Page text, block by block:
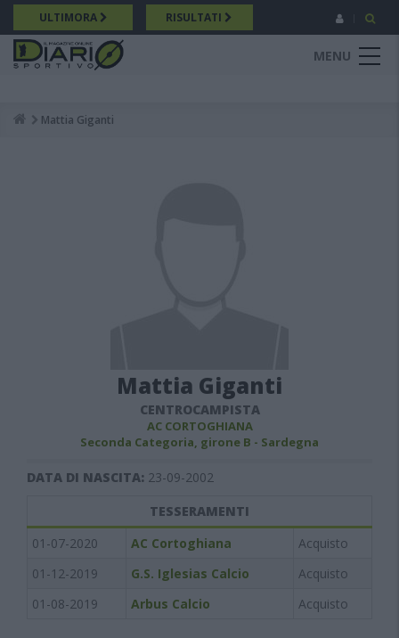
Salta
al
contenuto
principale
ULTIMORA RISULTATI
MENU
Breadcrumb
Mattia Giganti
Mattia Giganti
CENTROCAMPISTA
AC CORTOGHIANA
Seconda Categoria, girone B - Sardegna
DATA DI NASCITA: 23-09-2002
TESSERAMENTI
01-07-2020
AC Cortoghiana
Acquisto
01-12-2019
G.S. Iglesias Calcio
Acquisto
01-08-2019
Arbus Calcio Acquisto